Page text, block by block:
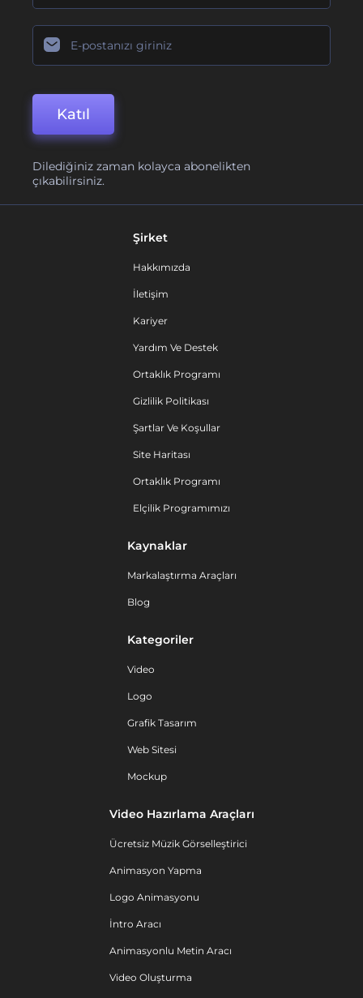
Katıl
Dilediğiniz zaman kolayca abonelikten
çıkabilirsiniz.
Şirket
Hakkımızda
İletişim
Kariyer
Yardım Ve Destek
Ortaklık Programı
Gizlilik Politikası
Şartlar Ve Koşullar
Site Haritası
Ortaklık Programı
Elçilik Programımızı
Kaynaklar
Markalaştırma Araçları
Blog
Kategoriler
Video
Logo
Grafik Tasarım
Web Sitesi
Mockup
Video Hazırlama Araçları
Ücretsiz Müzik Görselleştirici
Animasyon Yapma
Logo Animasyonu
İntro Aracı
Animasyonlu Metin Aracı
Video Oluşturma